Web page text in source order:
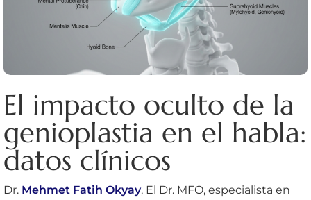
El impacto oculto de la
genioplastia en el habla:
datos clínicos
Dr. Mehmet Fatih Okyay, El Dr. MFO, especialista en